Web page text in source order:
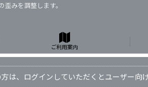
みを調整します。
みを調整します。
ご利用案内
は、ログインしていただくとユーザー向